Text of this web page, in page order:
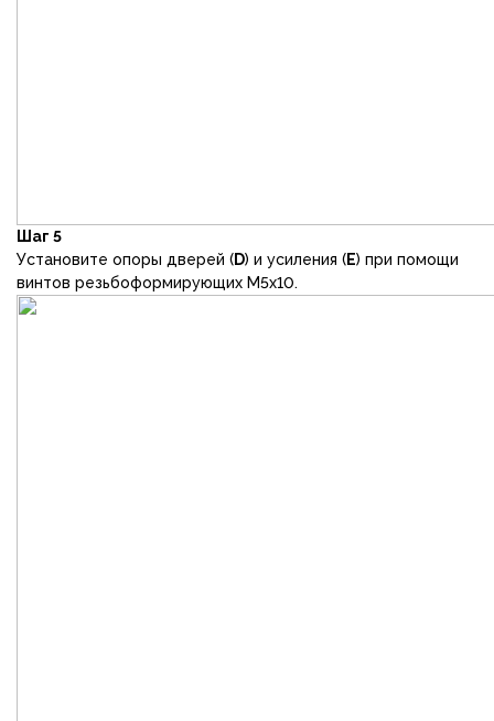
Шаг 5
Установите опоры дверей (D) и усиления (Е) при помощи
винтов резьбоформирующих М5х10.